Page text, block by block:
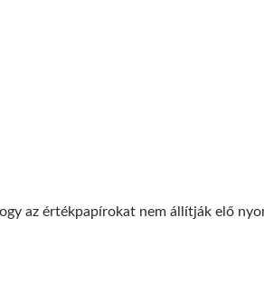
az értékpapírokat nem állítják elő